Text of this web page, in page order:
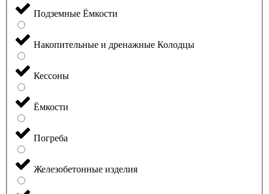
Подземные Ёмкости
Накопительные и дренажные Колодцы
Кессоны
Ёмкости
Погреба
Железобетонные изделия